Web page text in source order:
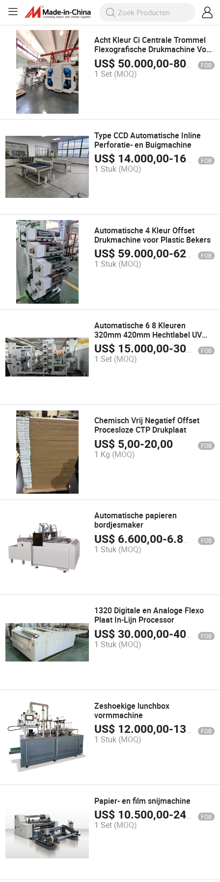
Acht Kleur Ci Centrale Trommel
Flexografische Drukmachine Voor
PE BOPP HDPE en Papierproduct
US$ 50.000,00-80.000,00 FOB
1 Set (MOQ)
Type CCD Automatische Inline
Perforatie- en Buigmachine
US$ 14.000,00-16.000,00 FOB
1 Stuk (MOQ)
Automatische 4 Kleur Offset
Drukmachine voor Plastic Bekers
US$ 59.000,00-62.000,00 FOB
1 Stuk (MOQ)
Automatische 6 8 Kleuren
320mm 420mm Hechtlabel UV
Flexo Drukmachine
US$ 15.000,00-30.000,00 FOB
1 Set (MOQ)
Chemisch Vrij Negatief Offset
Procesloze CTP Drukplaat
US$ 5,00-20,00 FOB
1 Kg (MOQ)
Automatische papieren
bordjesmaker
US$ 6.600,00-6.800,00 FOB
1 Stuk (MOQ)
1320 Digitale en Analoge Flexo
Plaat In-Lijn Processor
US$30.000,00-40.000,00 FOB
1 Stuk (MOQ)
Zeshoekige lunchbox
vormmachine
US$ 12.000,00-13.000,00 FOB
1 Stuk (MOQ)
Papier- en film snijmachine
US$ 10.500,00-24.000,00 FOB
1 Set (MOQ)